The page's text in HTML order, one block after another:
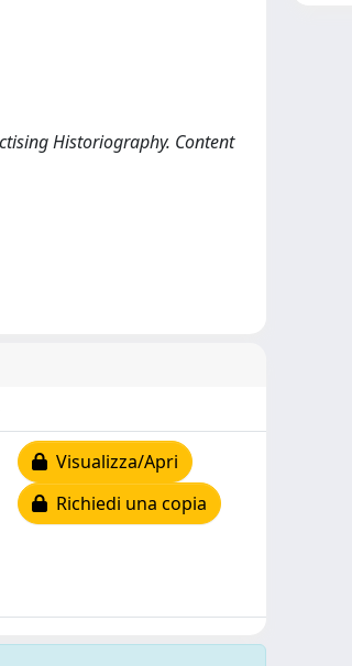
Historiography. Content
Visualizza/Apri
Richiedi una copia